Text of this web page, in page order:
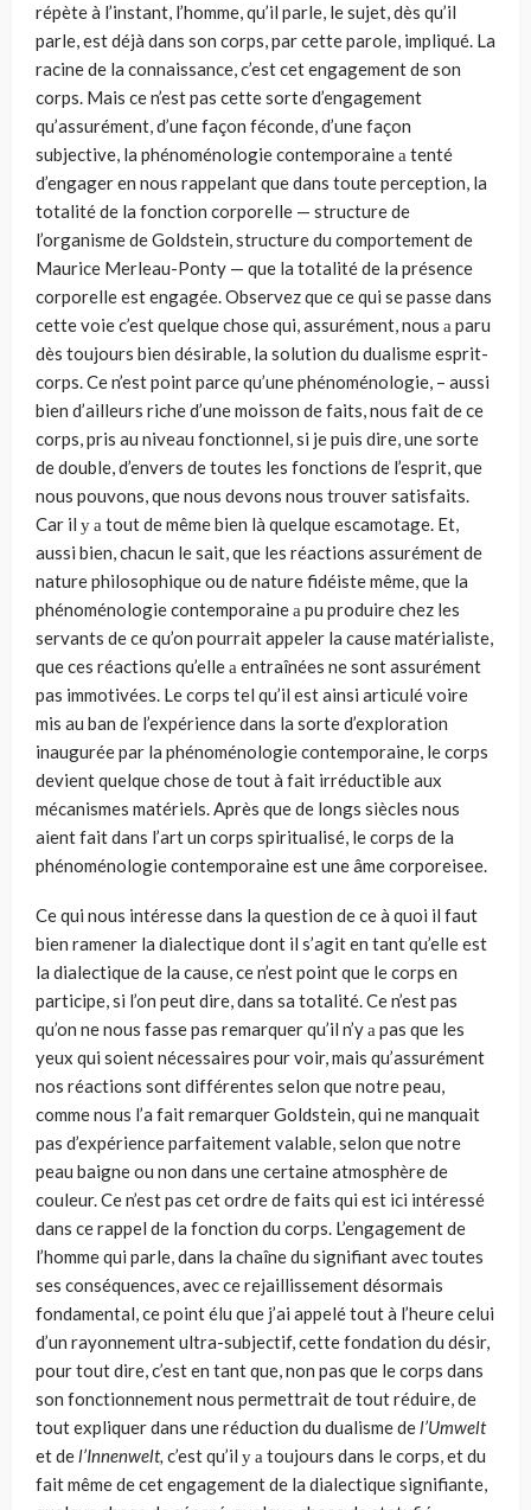
répète à l’instant, l’homme, qu’il parle, le sujet, dès qu’il
parle, est déjà dans son corps, par cette parole, impli­qué. La
racine de la connaissance, c’est cet engagement de son
corps. Mais ce n’est pas cette sorte d’engagement
qu’assurément, d’une façon féconde, d’une façon
subjective, la phénoménologie contemporaine а tenté
d’engager en nous rappelant que dans toute perception, la
totalité de la fonction cor­porelle — structure de
l’organisme de Goldstein, structure du comporte­ment de
Maurice Merleau-Ponty — que la totalité de la présence
corporel­le est engagée. Observez que ce qui se passe dans
cette voie c’est quelque chose qui, assurément, nous а paru
dès toujours bien désirable, la solution du dualisme esprit-
corps. Ce n’est point parce qu’une phénoménologie, – aussi
bien d’ailleurs riche d’une moisson de faits, nous fait de ce
corps, pris au niveau fonctionnel, si je puis dire, une sorte
de double, d’envers de toutes les fonctions de l’esprit, que
nous pouvons, que nous devons nous trouver satisfaits.
Car il у а tout de même bien là quelque escamotage. Et,
aussi bien, chacun le sait, que les réactions assurément de
nature philosophique ou de nature fidéiste même, que la
phénoménologie contemporaine а pu produi­re chez les
servants de ce qu’on pourrait appeler la cause matérialiste,
que ces réactions qu’elle а entraînées ne sont assurément
pas immotivées. Le corps tel qu’il est ainsi articulé voire
mis au ban de l’expérience dans la sorte d’exploration
inaugurée par la phénoménologie contemporaine, le corps
devient quelque chose de tout à fait irréductible aux
mécanismes matériels. Après que de longs siècles nous
aient fait dans l’art un corps spiritualisé, le corps de la
phénoménologie contemporaine est une âme corporeisee.
Ce qui nous intéresse dans la question de ce à quoi il faut
bien ramener la dialectique dont il s’agit en tant qu’elle est
la dialectique de la cause, ce n’est point que le corps en
participe, si l’on peut dire, dans sa totalité. Ce n’est pas
qu’on ne nous fasse pas remarquer qu’il n’y а pas que les
yeux qui soient nécessaires pour voir, mais qu’assurément
nos réactions sont diffé­rentes selon que notre peau,
comme nous l’a fait remarquer Goldstein, qui ne manquait
pas d’expérience parfaitement valable, selon que notre
peau baigne ou non dans une certaine atmosphère de
couleur. Ce n’est pas cet ordre de faits qui est ici intéressé
dans ce rappel de la fonction du corps. L’engagement de
l’homme qui parle, dans la chaîne du signifiant avec toutes
ses conséquences, avec ce rejaillissement désormais
fondamental, ce point élu que j’ai appelé tout à l’heure celui
d’un rayonnement ultra-subjectif, cette fondation du désir,
pour tout dire, c’est en tant que, non pas que le corps dans
son fonctionnement nous permettrait de tout réduire, de
tout expliquer dans une réduction du dualisme del’Umwelt
et del’Innenwelt, c’est qu’il у а toujours dans le corps, et du
fait même de cet engagement de la dialectique signifiante,